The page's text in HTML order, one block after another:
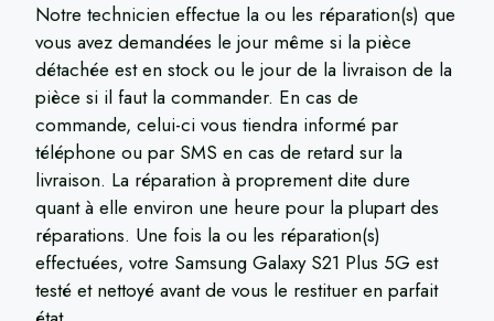
Notre technicien effectue la ou les réparation(s) que
vous avez demandées le jour même si la pièce
détachée est en stock ou le jour de la livraison de la
pièce si il faut la commander. En cas de
commande, celui-ci vous tiendra informé par
téléphone ou par SMS en cas de retard sur la
livraison. La réparation à proprement dite dure
quant à elle environ une heure pour la plupart des
réparations. Une fois la ou les réparation(s)
effectuées, votre Samsung Galaxy S21 Plus 5G est
testé et nettoyé avant de vous le restituer en parfait